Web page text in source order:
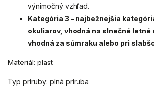
výnimočný vzhľad.
Kategória 3 - najbežnejšia
okuliarov, vhodná na slnečné letné
vhodná za súmraku alebo pri
Materiál: plast
Typ príruby: plná príruba